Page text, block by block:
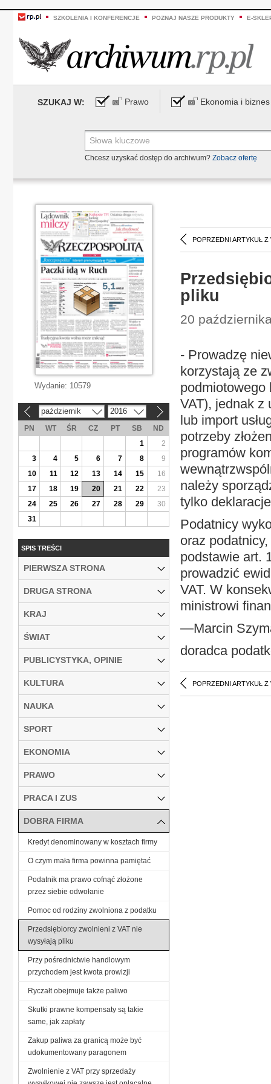
SZKOLENIA I KONFERENCJE POZNAJ NASZE PRODUKTY E-
SZUKAJ W: Prawo Ekonomia i biznes
Chcesz uzyskać dostęp do archiwum? Zobacz ofertę
POPRZEDNI ARTYKUŁ Z
pliku
20
- Prowadzę
korzystają ze
podmiotowego
VAT), jednak z
lub import
potrzeby
programów
należy
tylko
Podatnicy
oraz
podstawie art.
prowadzić
VAT. W
ministrowi
—Marcin
doradca
POPRZEDNI ARTYKUŁ Z
Wydanie: 10579
październik 2016
PN WT ŚR CZ PT SB
ND
1
2
3
4 5 6 7 8
9
10
11 12 13 14 15
16
17
18 19 20 21 22
23
24
25 26 27 28 29
30
31
SPIS TREŚCI
PIERWSZA STRONA
DRUGA STRONA
KRAJ
ŚWIAT
PUBLICYSTYKA, OPINIE
KULTURA
NAUKA
SPORT
EKONOMIA
PRAWO
PRACA I ZUS
DOBRA FIRMA
Kredyt denominowany w kosztach firmy
O czym mała firma powinna pamiętać
Podatnik ma prawo cofnąć złożone
przez siebie odwołanie
Pomoc od rodziny zwolniona z podatku
Przedsiębiorcy zwolnieni z VAT nie
wysyłają pliku
Przy pośrednictwie handlowym
przychodem jest kwota prowizji
Ryczałt obejmuje także paliwo
Skutki prawne kompensaty są takie
same, jak zapłaty
Zakup paliwa za granicą może być
udokumentowany paragonem
Zwolnienie z VAT przy sprzedaży